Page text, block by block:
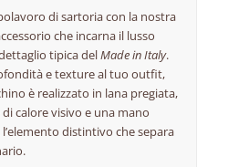
di sartoria con la nostra
che incarna il lusso
tipica delMade in Italy.
e texture al tuo outfit,
è realizzato in lana pregiata,
calore visivo e una mano
distintivo che separa